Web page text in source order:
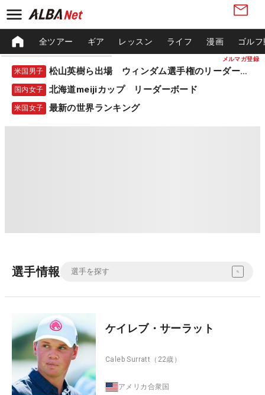
メルマガ登録
全ツアー ギア レッスン ライフ 漫画 ゴル
米国男子 松山英樹ら出場 ウィンダム選手権のリーダーボード
国内女子 北海道meijiカップ リーダーボード
米国女子 最新の世界ランキング
選手情報
ケイレブ・サーラット
Caleb Surratt （22歳）
アメリカ合衆国